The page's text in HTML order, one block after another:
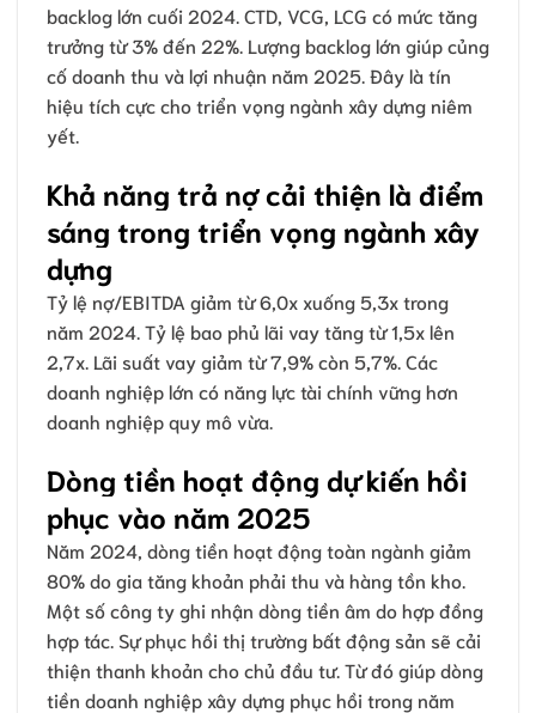
backlog lớn cuối 2024. CTD, VCG, LCG có mức tăng
trưởng từ 3% đến 22%. Lượng backlog lớn giúp củng
cố doanh thu và lợi nhuận năm 2025. Đây là tín
hiệu tích cực cho triển vọng ngành xây dựng niêm
yết.
Khả năng trả nợ cải thiện là điểm
sáng trong triển vọng ngành xây
dựng
Tỷ lệ nợ/EBITDA giảm từ 6,0x xuống 5,3x trong
năm 2024. Tỷ lệ bao phủ lãi vay tăng từ 1,5x lên
2,7x. Lãi suất vay giảm từ 7,9% còn 5,7%. Các
doanh nghiệp lớn có năng lực tài chính vững hơn
doanh nghiệp quy mô vừa.
Dòng tiền hoạt động dự kiến hồi
phục vào năm 2025
Năm 2024, dòng tiền hoạt động toàn ngành giảm
80% do gia tăng khoản phải thu và hàng tồn kho.
Một số công ty ghi nhận dòng tiền âm do hợp đồng
hợp tác. Sự phục hồi thị trường bất động sản sẽ cải
thiện thanh khoản cho chủ đầu tư. Từ đó giúp dòng
tiền doanh nghiệp xây dựng phục hồi trong năm